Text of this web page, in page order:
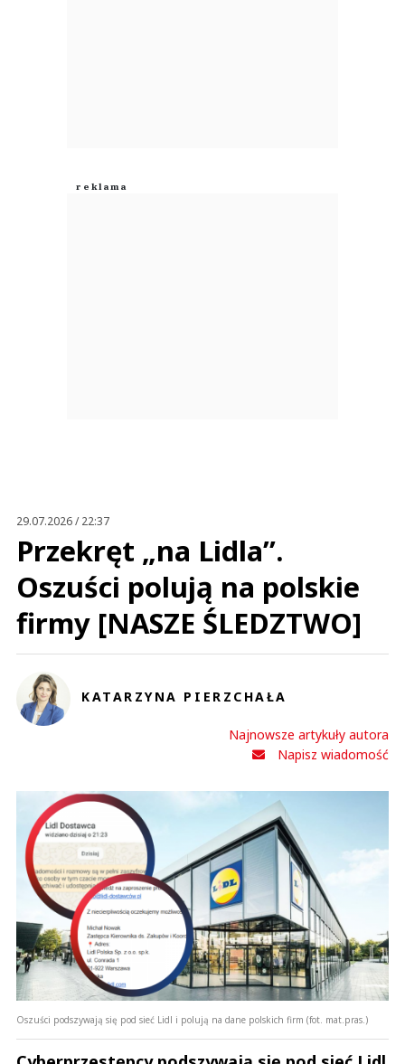
29.07.2026 / 22:37
Przekręt „na Lidla”.
Oszuści polują na polskie
firmy [NASZE ŚLEDZTWO]
KATARZYNA PIERZCHAŁA
Najnowsze artykuły autora
Napisz wiadomość
Oszuści podszywają się pod sieć Lidl i polują na dane polskich firm (fot. mat.pras.)